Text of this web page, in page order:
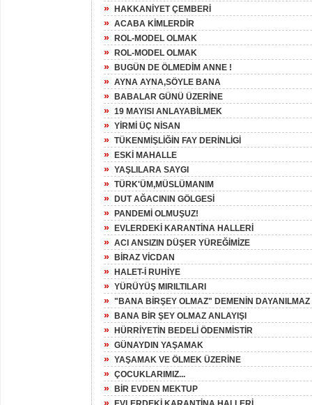
» HAKKANİYET ÇEMBERİ
» ACABA KİMLERDİR
» ROL-MODEL OLMAK
» ROL-MODEL OLMAK
» BUGÜN DE ÖLMEDİM ANNE !
» AYNA AYNA,SÖYLE BANA
» BABALAR GÜNÜ ÜZERİNE
» 19 MAYISI ANLAYABİLMEK
» YİRMİ ÜÇ NİSAN
» TÜKENMİŞLİĞİN FAY DERİNLİGİ
» ESKİ MAHALLE
» YAŞLILARA SAYGI
» TÜRK'ÜM,MÜSLÜMANIM
» DUT AĞACININ GÖLGESİ
» PANDEMİ OLMUŞUZ!
» EVLERDEKİ KARANTİNA HALLERİ
» ACI ANSIZIN DÜŞER YÜREĞİMİZE
» BİRAZ VİCDAN
» HALET-İ RUHİYE
» YÜRÜYÜŞ MIRILTILARI
» "BANA BİRŞEY OLMAZ" DEMENİN DAYANILMAZ
» BANA BİR ŞEY OLMAZ ANLAYIŞI
» HÜRRİYETİN BEDELİ ÖDENMİSTİR
» GÜNAYDIN YAŞAMAK
» YAŞAMAK VE ÖLMEK ÜZERİNE
» ÇOCUKLARIMIZ...
» BİR EVDEN MEKTUP